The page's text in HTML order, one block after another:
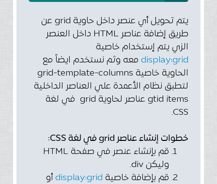
يتم تحويل أي عنصر داخل حاوية grid عن
طريق إضافة عناصر HTML داخل العنصر
الزي يتم إستخدام خاصية
display:grid معه وثم نستخدم ايضاً مع
الحاوية خاصية grid-template-columns
لتطبق نظام الأعمدة علي العناصر الداخلية
gtid items عناصر لحاوية grid في لغة
CSS.
خطوات إنشاء عناصر grid في لغة CSS:
قم بإنشاء عنصر في صفحة HTML
وليكن div.
قم بإضافة خاصية display:grid أو